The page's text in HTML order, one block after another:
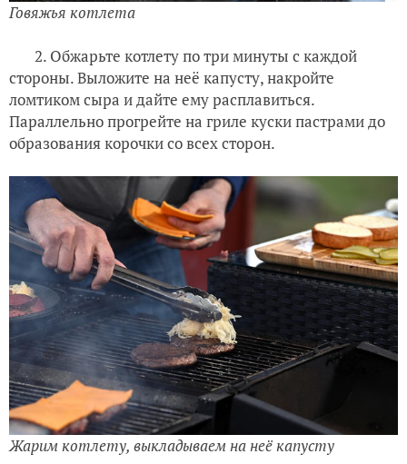
Говяжья котлета
2. Обжарьте котлету по три минуты с каждой
стороны. Выложите на неё капусту, накройте
ломтиком сыра и дайте ему расплавиться.
Параллельно прогрейте на гриле куски пастрами до
образования корочки со всех сторон.
Жарим котлету, выкладываем на неё капусту